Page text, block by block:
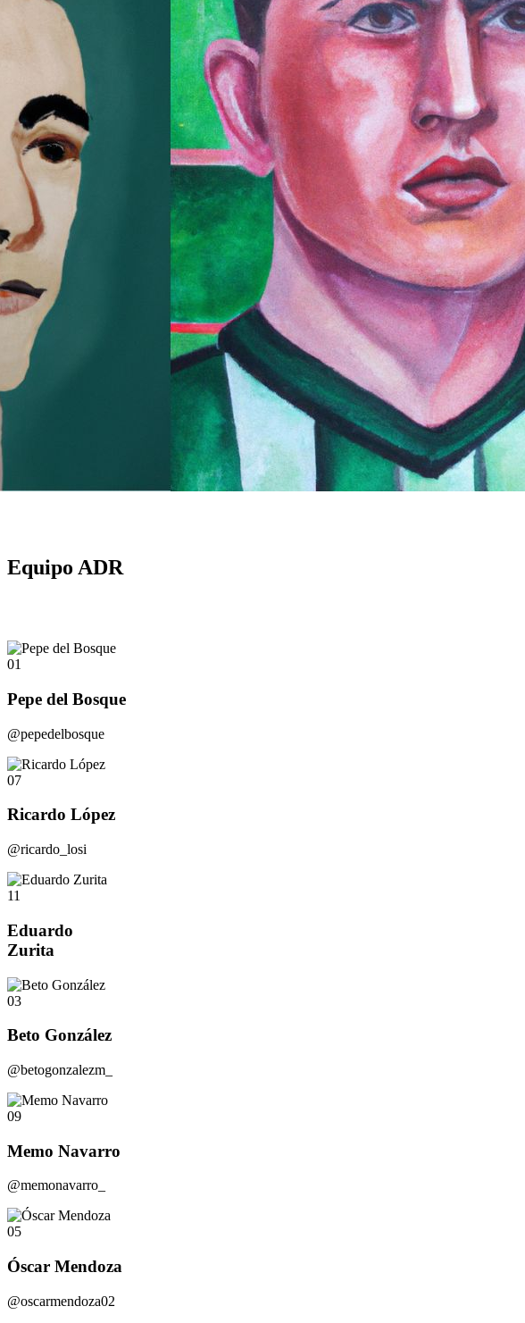
Equipo ADR
01
Pepe del Bosque
@pepedelbosque
07
Ricardo López
@ricardo_losi
11
Eduardo
Zurita
03
Beto González
@betogonzalezm_
09
Memo Navarro
@memonavarro_
05
Óscar Mendoza
@oscarmendoza02